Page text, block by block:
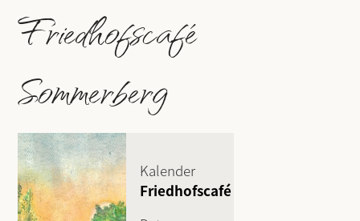
Friedhofscafé
Sommerberg
Kalender
Friedhofscafé